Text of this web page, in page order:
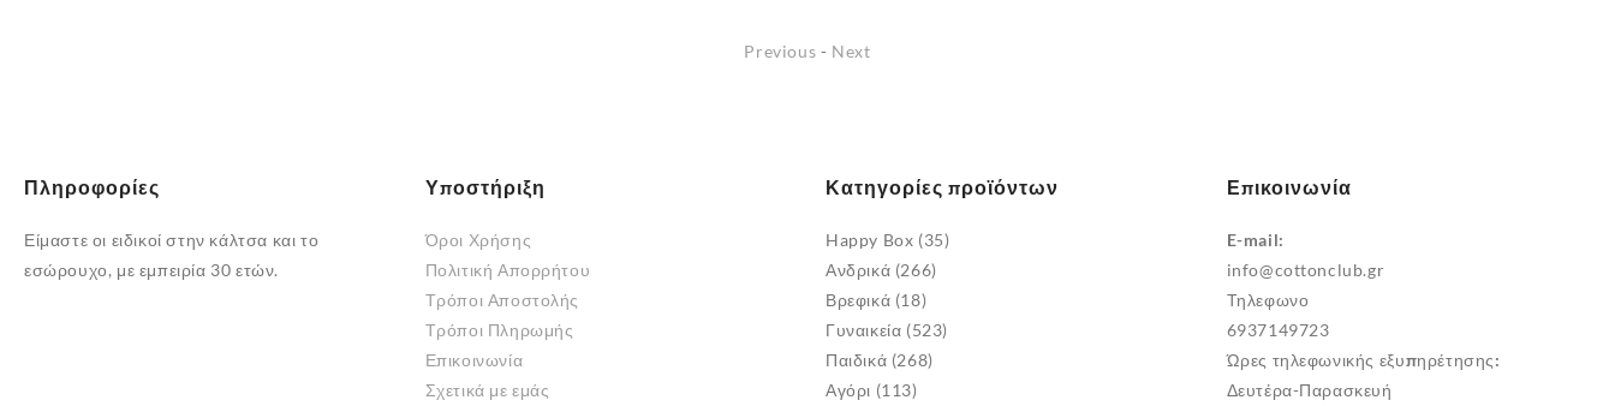
Previous - Next
Πληροφορίες
Είμαστε οι ειδικοί στην κάλτσα και το
εσώρουχο, με εμπειρία 30 ετών.
Υποστήριξη
Όροι Χρήσης
Πολιτική Απορρήτου
Τρόποι Αποστολής
Τρόποι Πληρωμής
Επικοινωνία
Σχετικά με εμάς
Κατηγορίες προϊόντων
Happy Box (35)
Ανδρικά (266)
Βρεφικά (18)
Γυναικεία (523)
Παιδικά (268)
Αγόρι (113)
Επικοινωνία
E-mail:
info@cottonclub.gr
Τηλεφωνο
6937149723
Ώρες τηλεφωνικής εξυπηρέτησης:
Δευτέρα-Παρασκευή